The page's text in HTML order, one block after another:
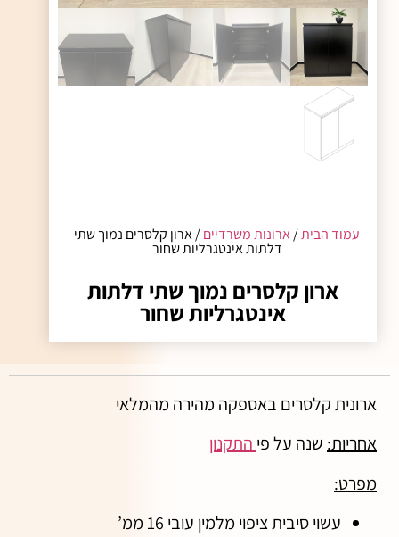
ארונית קלסרים באספקה מהירה מהמלאי
אחריות: שנה על פי התקנון
מפרט:
עשוי סיבית ציפוי מלמין עובי 16 ממ’
עמוד הבית/ ארונות משרדיים/ ארון קלסרים נמוך שתי
דלתות אינטגרליות שחור
ארון קלסרים נמוך שתי דלתות
אינטגרליות שחור